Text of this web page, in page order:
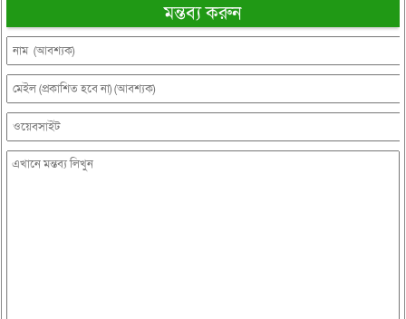
মন্তব্য করুন